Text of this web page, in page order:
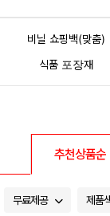
비닐 쇼핑백(맞춤)
식품 포장재
추천상품순
무료제공 제품